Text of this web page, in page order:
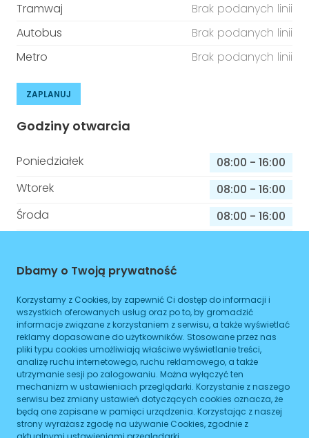
Tramwaj
Brak podanych linii
Autobus
Brak podanych linii
Metro
Brak podanych linii
ZAPLANUJ
Godziny otwarcia
Poniedziałek 08:00 - 16:00
Wtorek
08:00 - 16:00
Środa
08:00 - 16:00
Piątek
Sobota
08:00 -16:00
Niedziela
08:00-16:00
Informacje o sprawach jakie załatwisz w
tym budynku
Brak podanych spraw
Dbamy o Twoją prywatność
Korzystamy z Cookies, by zapewnić Ci dostęp do informacji i
wszystkich oferowanych usług oraz po to, by gromadzić
informacje związane z korzystaniem z serwisu, a także wyświetlać
reklamy dopasowane do użytkowników. Stosowane przez nas
pliki typu cookies umożliwiają właściwe wyświetlanie treści,
analizę ruchu internetowego, ruchu reklamowego, a także
utrzymanie sesji po zalogowaniu. Można wyłączyć ten
mechanizm w ustawieniach przeglądarki. Korzystanie z naszego
serwisu bez zmiany ustawień dotyczących cookies oznacza, że
będą one zapisane w pamięci urządzenia. Korzystając z naszej
strony wyrażasz zgodę na używanie Cookies, zgodnie z